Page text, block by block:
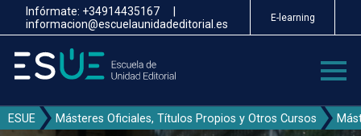
Pasar
contenido
principal
Infórmate: +34914435167
|
informacion@escuelaunidadeditorial.es
E-learning
ESUE Másteres Oficiales, Títulos Propios y Otros Cursos